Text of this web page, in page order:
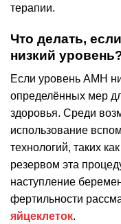
терапии.
Что делать,
низкий
Если уровень AMH
определённых мер
здоровья. Среди
использование
технологий, таких
резервом эта
наступление
фертильности
яйцеклеток.